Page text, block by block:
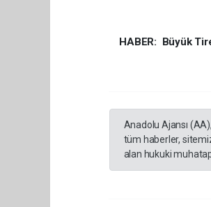
HABER: Büyük
Anadolu Ajansı
tüm haberler,
alan hukuki